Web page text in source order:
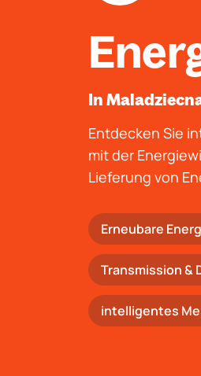
In
Entdecken Sie
mit der
Lieferung von
Erneubare
Trans­mis­si­on &
intelligentes